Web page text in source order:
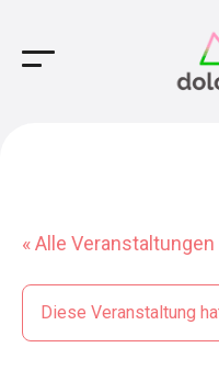
Main
« Alle Veranstaltungen
Diese Veranstaltung